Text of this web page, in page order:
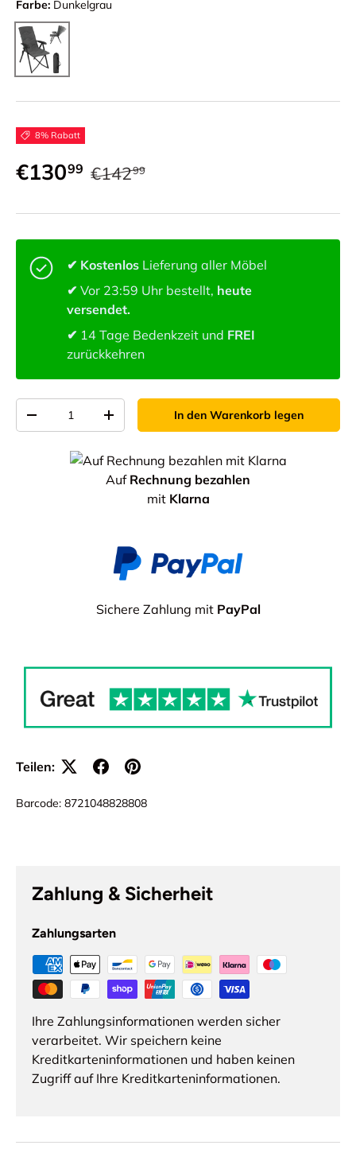
Farbe: Dunkelgrau
Dunkelgrau
8% Rabatt
€13099 €14299
✔ Kostenlos Lieferung aller Möbel
✔ Vor 23:59 Uhr bestellt, heute
versendet.
✔ 14 Tage Bedenkzeit und FREI
zurückkehren
-
+ In den Warenkorb legen
AufRechnung bezahlen
mit Klarna
Sichere Zahlung mit PayPal
Teilen:
Barcode: 8721048828808
Zahlung & Sicherheit
Zahlungsarten
Ihre Zahlungsinformationen werden sicher
verarbeitet. Wir speichern keine
Kreditkarteninformationen und haben keinen
Zugriff auf Ihre Kreditkarteninformationen.